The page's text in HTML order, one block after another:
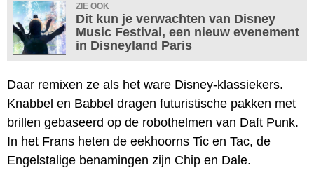
ZIE OOK
Dit kun je verwachten van Disney
Music Festival, een nieuw evenement
in Disneyland Paris
Daar remixen ze als het ware Disney-klassiekers.
Knabbel en Babbel dragen futuristische pakken met
brillen gebaseerd op de robothelmen van Daft Punk.
In het Frans heten de eekhoorns Tic en Tac, de
Engelstalige benamingen zijn Chip en Dale.